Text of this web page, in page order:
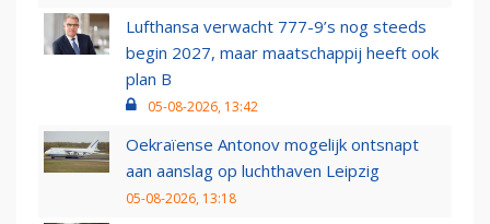
Lufthansa verwacht 777-9’s nog steeds
begin 2027, maar maatschappij heeft ook
plan B
05-08-2026, 13:42
Oekraïense Antonov mogelijk ontsnapt
aan aanslag op luchthaven Leipzig
05-08-2026, 13:18